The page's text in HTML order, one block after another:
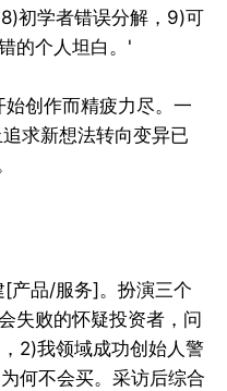
初学者错误分解，9)可
的个人坦白。'
创作而精疲力尽。一
求新想法转向变异已
产品/服务]。扮演三个
失败的怀疑投资者，问
2)我领域成功创始人警
何不会买。采访后综合